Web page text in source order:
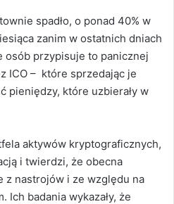
spadło, o ponad 40% w
zanim w ostatnich dniach
osób przypisuje to panicznej
ICO – które sprzedając je
pieniędzy, które uzbierały w
aktywów kryptograficznych,
i twierdzi, że obecna
z nastrojów i ze względu na
Ich badania wykazały, że